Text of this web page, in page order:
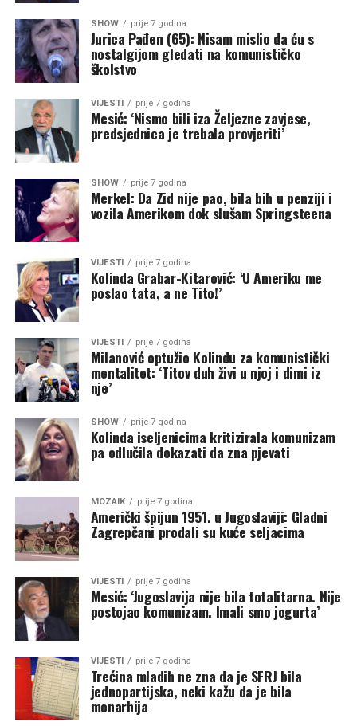
SHOW prije 7 godina
Jurica Pađen (65): Nisam mislio da ću s
nostalgijom gledati na komunističko
školstvo
VIJESTI prije 7 godina
Mesić: ‘Nismo bili iza Željezne zavjese,
predsjednica je trebala provjeriti’
SHOW prije 7 godina
Merkel: Da Zid nije pao, bila bih u penziji i
vozila Amerikom dok slušam Springsteena
VIJESTI prije 7 godina
Kolinda Grabar-Kitarović: ‘U Ameriku me
poslao tata, a ne Tito!’
VIJESTI prije 7 godina
Milanović optužio Kolindu za komunistički
mentalitet: ‘Titov duh živi u njoj i dimi iz
nje’
SHOW prije 7 godina
Kolinda iseljenicima kritizirala komunizam
pa odlučila dokazati da zna pjevati
MOZAIK prije 7 godina
Američki špijun 1951. u Jugoslaviji: Gladni
Zagrepčani prodali su kuće seljacima
VIJESTI prije 7 godina
Mesić: ‘Jugoslavija nije bila totalitarna. Nije
postojao komunizam. Imali smo jogurta’
VIJESTI prije 7 godina
Trećina mladih ne zna da je SFRJ bila
jednopartijska, neki kažu da je bila
monarhija